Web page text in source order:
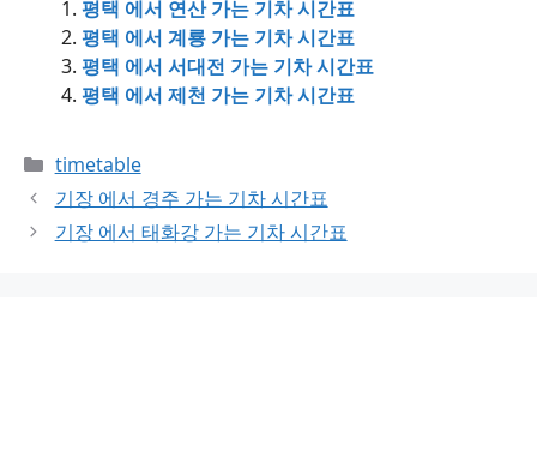
평택 에서 연산 가는 기차 시간표
평택 에서 계룡 가는 기차 시간표
평택 에서 서대전 가는 기차 시간표
평택 에서 제천 가는 기차 시간표
Categories
timetable
기장 에서 경주 가는 기차 시간표
기장 에서 태화강 가는 기차 시간표